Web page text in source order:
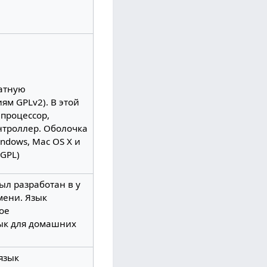
GPLv2). В этой
Оболочка
Mac OS X и
разработан в у
Язык
для домашних